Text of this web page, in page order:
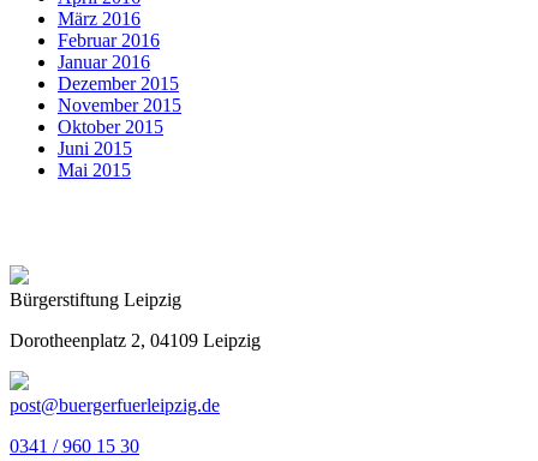
März 2016
Februar 2016
Januar 2016
Dezember 2015
November 2015
Oktober 2015
Juni 2015
Mai 2015
Bürgerstiftung Leipzig
Dorotheenplatz 2, 04109 Leipzig
post@buergerfuerleipzig.de
0341 / 960 15 30